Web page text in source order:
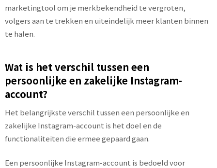
marketingtool om je merkbekendheid te vergroten,
volgers aan te trekken en uiteindelijk meer klanten binnen
te halen.
Wat is het verschil tussen een
persoonlijke en zakelijke Instagram-
account?
Het belangrijkste verschil tussen een persoonlijke en
zakelijke Instagram-account is het doel en de
functionaliteiten die ermee gepaard gaan.
Een persoonlijke Instagram-account is bedoeld voor